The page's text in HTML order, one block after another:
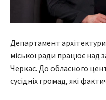
Департамент
міської ради працює
Черкас. До обласного
сусідніх громад, які